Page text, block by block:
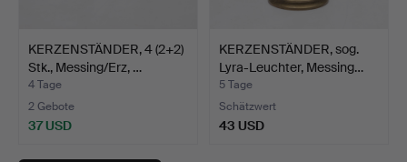
KERZENSTÄNDER, 4 (2+2)
Stk., Messing/Erz, …
4 Tage
2 Gebote
37 USD
KERZENSTÄNDER, sog.
Lyra-Leuchter, Messing…
5 Tage
Schätzwert
43 USD